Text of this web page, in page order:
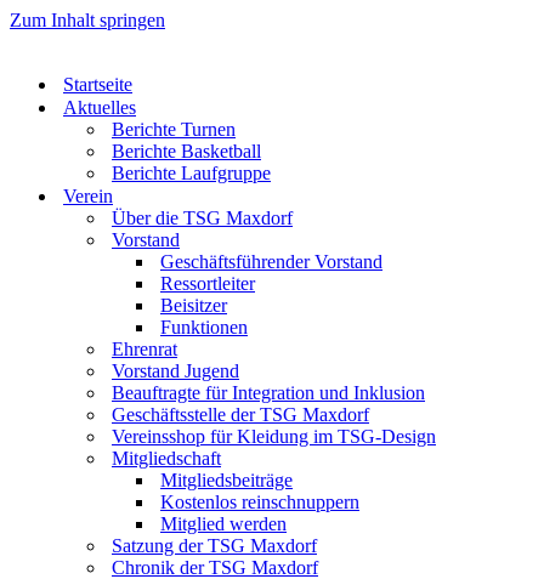
Zum Inhalt springen
Startseite
Aktuelles
Berichte Turnen
Berichte Basketball
Berichte Laufgruppe
Verein
Über die TSG Maxdorf
Vorstand
Geschäftsführender Vorstand
Ressortleiter
Beisitzer
Funktionen
Ehrenrat
Vorstand Jugend
Beauftragte für Integration und Inklusion
Geschäftsstelle der TSG Maxdorf
Vereinsshop für Kleidung im TSG-Design
Mitgliedschaft
Mitgliedsbeiträge
Kostenlos reinschnuppern
Mitglied werden
Satzung der TSG Maxdorf
Chronik der TSG Maxdorf